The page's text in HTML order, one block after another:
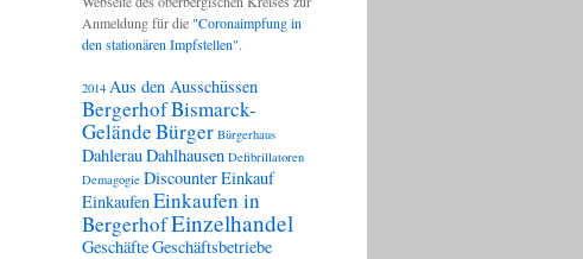
Pressemitteilung
Anmeldung für die "Coronaimpfung in
den stationären Impfstellen".
2014 Aus den Ausschüssen
BergerhofBismarck-
GeländeBürger Bürgerhaus
DahlerauDahlhausen Defibrillatoren
Demagogie DiscounterEinkauf
EinkaufenEinkaufen in
BergerhofEinzelhandel
GeschäfteGeschäftsbetriebe